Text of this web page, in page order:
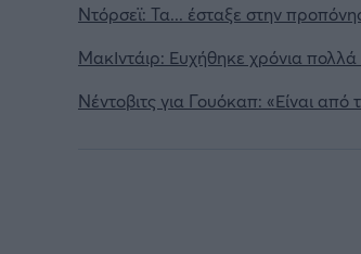
Ντόρσεϊ: Τα... έσταξε στην
ΜακΙντάιρ: Ευχήθηκε χρόνια
Νέντοβιτς για Γουόκαπ: «Είναι